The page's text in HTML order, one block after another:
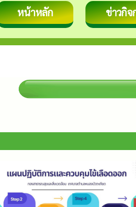
หน้าหลัก ข่าวกิจ